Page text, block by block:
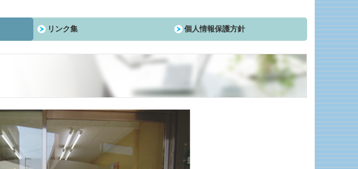
リンク集 個人情報保護方針